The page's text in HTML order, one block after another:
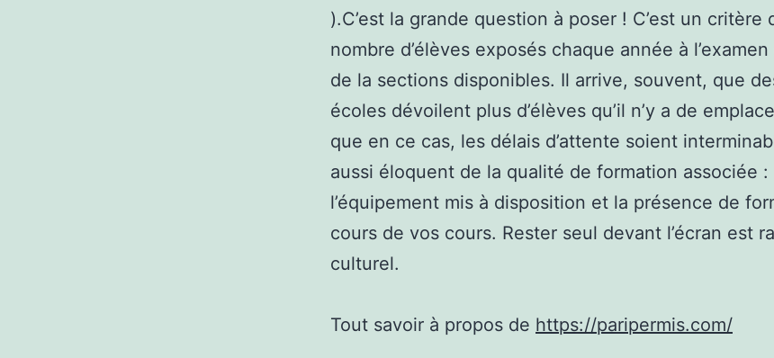
).C’est la grande question à poser ! C’est un critère
nombre d’élèves exposés chaque année à
de la sections disponibles. Il arrive, souvent, que
écoles dévoilent plus d’élèves qu’il n’y a de
que en ce cas, les délais d’attente soient
aussi éloquent de la qualité de formation associée :
l’équipement mis à disposition et la présence de
cours de vos cours. Rester seul devant l’écran est
culturel.
Tout savoir à propos de https://paripermis.com/